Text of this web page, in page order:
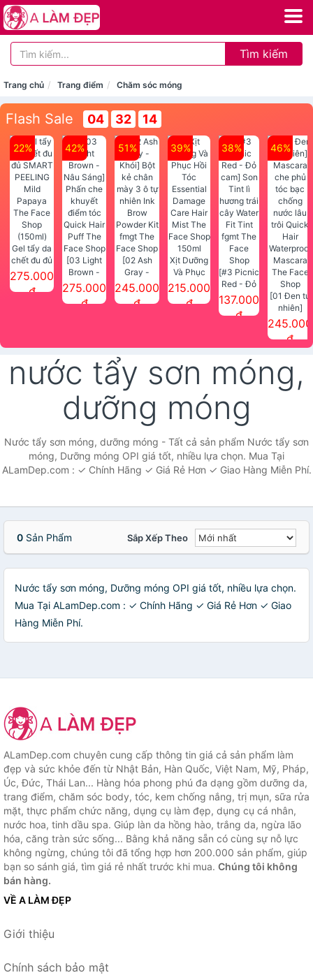
Tìm kiếm
Trang chủ Trang điểm Chăm sóc móng
Flash Sale 04 32 14
22%
Gel tẩy da
chết đu đủ
SMART
PEELING
275.000
đ
42%
[03 Light
Brown -
Nâu Sáng]
Phấn che
275.000
đ
51%
[02 Ash
Gray -
Khói] Bột
kẻ chân
fmgt The
Face Shop
245.000
đ
39%
Xịt Dưỡng
Và Phục
Hồi Tóc
Essential
215.000
đ
38%
[#3 Picnic
Red - Đỏ
cam] Son
Face
Shop
137.000
đ
46%
[01 Đen tự
nhiên]
Mascara
che phủ
nước lâu
trôi Quick
Hair
Shop
245.000
đ
nước tẩy sơn móng,
dưỡng móng
Nước tẩy sơn móng, dưỡng móng - Tất cả sản phẩm Nước tẩy sơn
móng, Dưỡng móng OPI giá tốt, nhiều lựa chọn. Mua Tại
ALamDep.com : ✓ Chính Hãng ✓ Giá Rẻ Hơn ✓ Giao Hàng Miễn Phí.
0 Sản Phẩm Sắp Xếp Theo
Nước tẩy sơn móng, Dưỡng móng OPI giá tốt, nhiều lựa chọn.
Mua Tại ALamDep.com : ✓ Chính Hãng ✓ Giá Rẻ Hơn ✓ Giao
Hàng Miễn Phí.
ALamDep.com chuyên cung cấp thông tin giá cả sản phẩm làm
đẹp và sức khỏe đến từ Nhật Bản, Hàn Quốc, Việt Nam, Mỹ, Pháp,
Úc, Đức, Thái Lan... Hàng hóa phong phú đa dạng gồm dưỡng da,
trang điểm, chăm sóc body, tóc, kem chống nắng, trị mụn, sữa rửa
mặt, thực phẩm chức năng, dụng cụ làm đẹp, dụng cụ cá nhân,
nước hoa, tinh dầu spa. Giúp làn da hồng hào, trắng da, ngừa lão
hóa, căng tràn sức sống... Bằng khả năng sẵn có cùng sự nỗ lực
không ngừng, chúng tôi đã tổng hợp hơn 200.000 sản phẩm, giúp
bạn so sánh giá, tìm giá rẻ nhất trước khi mua. Chúng tôi không
bán hàng.
VỀ A LÀM ĐẸP
Giới thiệu
Chính sách bảo mật